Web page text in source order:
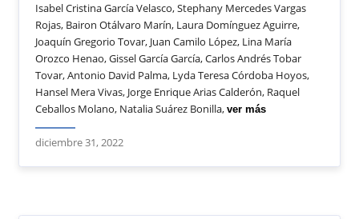
Isabel Cristina García Velasco, Stephany Mercedes Vargas
Rojas, Bairon Otálvaro Marín, Laura Domínguez Aguirre,
Joaquín Gregorio Tovar, Juan Camilo López, Lina María
Orozco Henao, Gissel García García, Carlos Andrés Tobar
Tovar, Antonio David Palma, Lyda Teresa Córdoba Hoyos,
Hansel Mera Vivas, Jorge Enrique Arias Calderón, Raquel
Ceballos Molano, Natalia Suárez Bonilla,ver más
diciembre 31, 2022